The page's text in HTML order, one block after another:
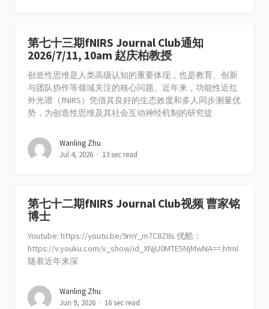
第七十三期fNIRS Journal Club通知
2026/7/11, 10am 赵庆柏教授
创造性思维是人类高级认知的重要体现，也是教育、创新
与团队协作等领域关注的核心问题。近年来，功能性近红
外光谱（fNIRS）凭借其良好的生态效度和多人同步测量优
势，为创造性思维及其社会互动神经机制的研究提
Wanling Zhu
Jul 4, 2026
13 sec read
第七十二期fNIRS Journal Club视频 曹家铭
博士
Youtube: https://youtu.be/9mY_m7C8Z8s 优酷：
https://v.youku.com/v_show/id_XNjU0MTE5NjMwNA==.html
随着近年来深
Wanling Zhu
Jun 9, 2026
16 sec read